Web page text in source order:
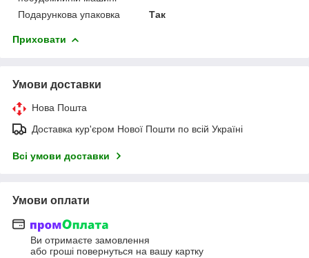
Подарункова упаковка Так
Приховати
Умови доставки
Нова Пошта
Доставка кур'єром Нової Пошти по всій Україні
Всі умови доставки
Умови оплати
Ви отримаєте замовлення
або гроші повернуться на вашу картку